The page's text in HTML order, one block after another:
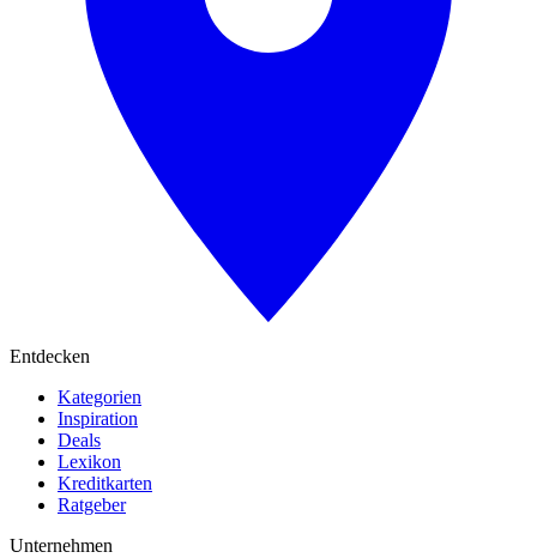
Entdecken
Kategorien
Inspiration
Deals
Lexikon
Kreditkarten
Ratgeber
Unternehmen